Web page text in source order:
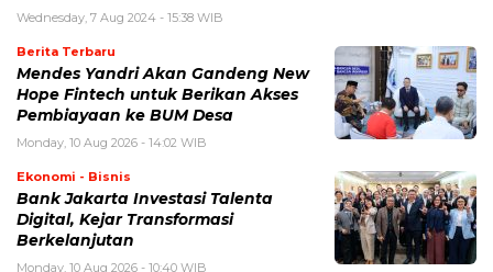
Wednesday, 7 Aug 2024 - 15:38 WIB
Berita Terbaru
Mendes Yandri Akan Gandeng New
Hope Fintech untuk Berikan Akses
Pembiayaan ke BUM Desa
Monday, 10 Aug 2026 - 14:02 WIB
Ekonomi - Bisnis
Bank Jakarta Investasi Talenta
Digital, Kejar Transformasi
Berkelanjutan
Monday, 10 Aug 2026 - 10:40 WIB